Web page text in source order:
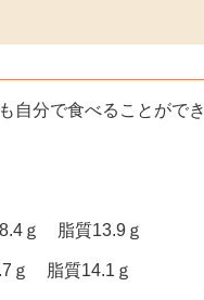
自分で食べることがで
ｇ 脂質13.9ｇ
ｇ 脂質14.1ｇ